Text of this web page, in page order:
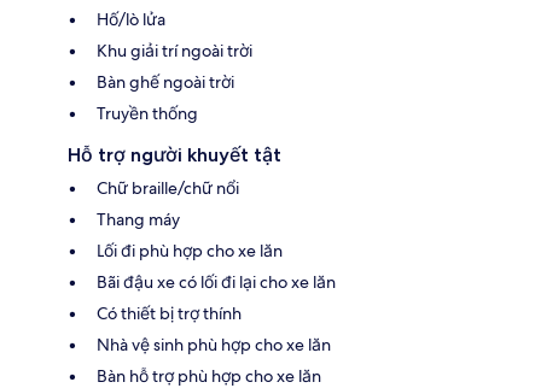
Hố/lò lửa
Khu giải trí ngoài trời
Bàn ghế ngoài trời
Truyền thống
Hỗ trợ người khuyết tật
Chữ braille/chữ nổi
Thang máy
Lối đi phù hợp cho xe lăn
Bãi đậu xe có lối đi lại cho xe lăn
Có thiết bị trợ thính
Nhà vệ sinh phù hợp cho xe lăn
Bàn hỗ trợ phù hợp cho xe lăn